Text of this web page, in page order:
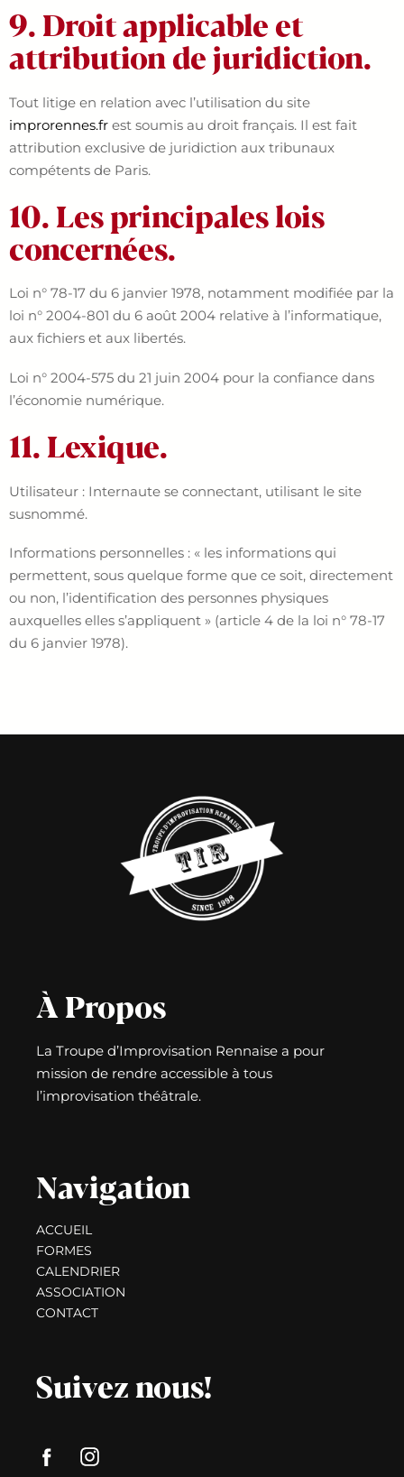
9. Droit applicable et
attribution de juridiction.
Tout litige en relation avec l’utilisation du site
improrennes.fr est soumis au droit français. Il est fait
attribution exclusive de juridiction aux tribunaux
compétents de Paris.
10. Les principales lois
concernées.
Loi n° 78-17 du 6 janvier 1978, notamment modifiée par la
loi n° 2004-801 du 6 août 2004 relative à l’informatique,
aux fichiers et aux libertés.
Loi n° 2004-575 du 21 juin 2004 pour la confiance dans
l’économie numérique.
11. Lexique.
Utilisateur : Internaute se connectant, utilisant le site
susnommé.
Informations personnelles : « les informations qui
permettent, sous quelque forme que ce soit, directement
ou non, l’identification des personnes physiques
auxquelles elles s’appliquent » (article 4 de la loi n° 78-17
du 6 janvier 1978).
À Propos
La Troupe d’Improvisation Rennaise a pour
mission de rendre accessible à tous
l’improvisation théâtrale.
Navigation
ACCUEIL
FORMES
CALENDRIER
ASSOCIATION
CONTACT
Suivez nous!